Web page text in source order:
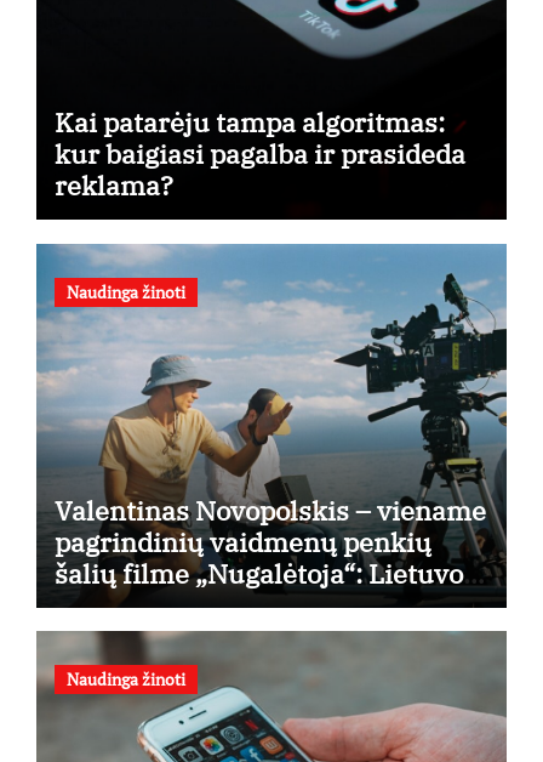
Kai patarėju tampa algoritmas:
kur baigiasi pagalba ir prasideda
reklama?
Naudinga žinoti
Valentinas Novopolskis – viename
pagrindinių vaidmenų penkių
šalių filme „Nugalėtoja“: Lietuvos
kino teatruose – nuo rugpjūčio 7-
osios
Naudinga žinoti